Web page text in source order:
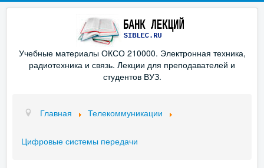
Учебные материалы ОКСО 210000. Электронная техника,
радиотехника и связь. Лекции для преподавателей и
студентов ВУЗ.
Главная Телекоммуникации
Цифровые системы передачи